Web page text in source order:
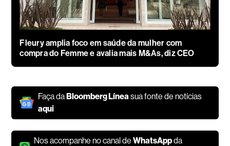
Fleury amplia foco em saúde da mulher com
compra do Femme e avalia mais M&As, diz CEO
Faça daBloomberg Línea sua fonte de notícias
aqui
Nos acompanhe no canal deWhatsAppda